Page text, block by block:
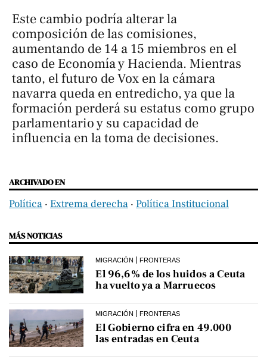
Este cambio podría alterar la
composición de las comisiones,
aumentando de 14 a 15 miembros en el
caso de Economía y Hacienda. Mientras
tanto, el futuro de Vox en la cámara
navarra queda en entredicho, ya que la
formación perderá su estatus como grupo
parlamentario y su capacidad de
influencia en la toma de decisiones.
ARCHIVADO EN
Política ‧ Extrema derecha ‧ Política Institucional
MÁS NOTICIAS
MIGRACIÓN FRONTERAS
El 96,6% de los huidos a Ceuta
ha vuelto ya a Marruecos
MIGRACIÓN FRONTERAS
El Gobierno cifra en 49.000
las entradas en Ceuta